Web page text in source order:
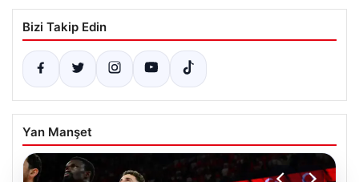
Bizi Takip Edin
Yan Manşet